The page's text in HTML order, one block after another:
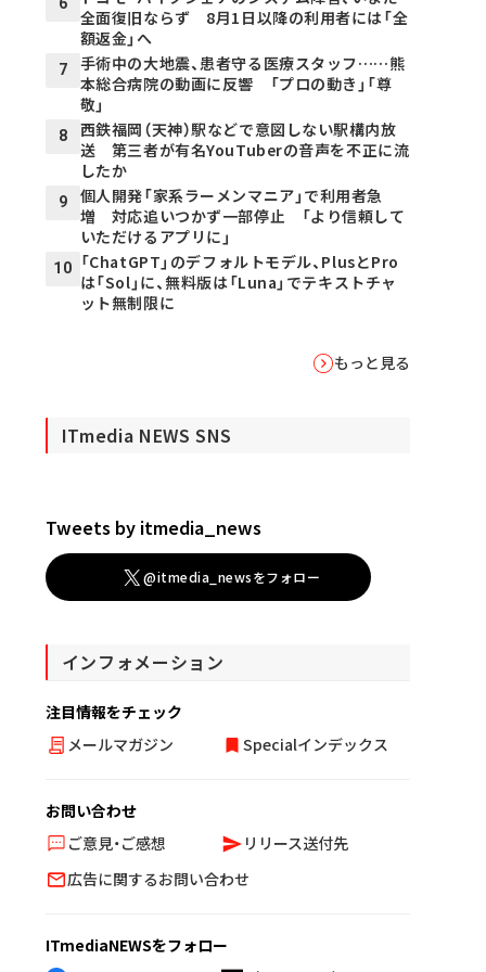
全面復旧ならず 8月1日以降の利用者には「全
額返金」へ
7
手術中の大地震、患者守る医療スタッフ……熊
本総合病院の動画に反響 「プロの動き」「尊
敬」
8
西鉄福岡（天神）駅などで意図しない駅構内放
送 第三者が有名YouTuberの音声を不正に流
したか
9
個人開発「家系ラーメンマニア」で利用者急
増 対応追いつかず一部停止 「より信頼して
いただけるアプリに」
10
「ChatGPT」のデフォルトモデル、PlusとPro
は「Sol」に、無料版は「Luna」でテキストチャ
ット無制限に
もっと見る
ITmedia NEWS SNS
Tweets by itmedia_news
@itmedia_newsをフォロー
インフォメーション
注目情報をチェック
メールマガジン
Specialインデックス
お問い合わせ
ご意見・ご感想
リリース送付先
広告に関するお問い合わせ
ITmediaNEWSをフォロー